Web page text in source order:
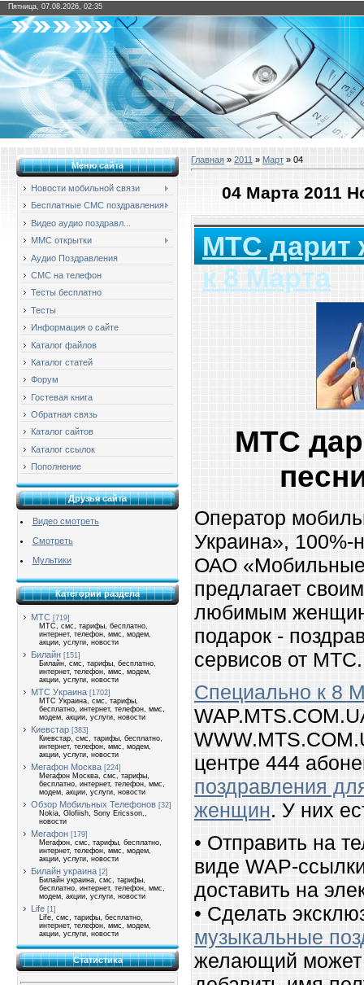
Пятница, 07.08.2026, 02:35
Меню сайта
Новости мобильной связи
Бесплатные СМС поздравления
Видео аудио поздравл...
ММС открытки
Аудио Поздравления
СМС на телефон
Тесты бесплатно
Тесты
Информация о сайте
Каталог файлов
Каталог статей
Форум
Гостевая книга
Обратная связь
Каталог сайтов
Каталог ссылок
Пополнение
Друзья сайта
Видео смотреть
Смотреть
Мультики
Категории раздела
МТС [719]
МТС, смс, тарифы, бесплатно,
интернет, телефон, ммс, модем,
акции, услуги, новости
Билайн [151]
Билайн, смс, тарифы, бесплатно,
интернет, телефон, ммс, модем,
акции, услуги, новости
МТС Украина [1702]
МТС Украина, смс, тарифы,
бесплатно, интернет, телефон, ммс,
модем, акции, услуги, новости
Киевстар [383]
Киевстар, смс, тарифы, бесплатно,
интернет, телефон, ммс, модем,
акции, услуги, новости
Мегафон Москва [224]
Мегафон Москва, смс, тарифы,
бесплатно, интернет, телефон, ммс,
модем, акции, услуги, новости
Обзор Мобильных Телефонов [32]
Nokia, Glofiish, Sony Ericsson,,
новости
Мегафон [179]
Мегафон, смс, тарифы, бесплатно,
интернет, телефон, ммс, модем,
акции, услуги, новости
Билайн украина [2]
Билайн украина, смс, тарифы,
бесплатно, интернет, телефон, ммс,
модем, акции, услуги, новости
Life [1]
Life, смс, тарифы, бесплатно,
интернет, телефон, ммс, модем,
акции, услуги, новости
Статистика
Главная » 2011 » Март » 04
04 Марта 2011
МТС дарит
к 8 Марта
МТС
Оператор
Украина», 100%-
ОАО
предлагает
любимым
подарок -
сервисов от МТС.
Специально к 8
центре 444
поздравления
женщин. У них
• Отправить на
виде WAP-
доставить на
• Сделать
музыкальные
желающий может